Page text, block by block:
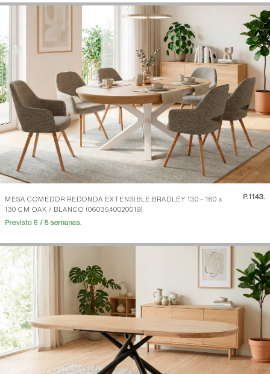
MESA COMEDOR REDONDA EXTENSIBLE BRADLEY 130 - 180 x
130 CM OAK / BLANCO (0603540020019)
P.1143.
Previsto 6 / 8 semanas.